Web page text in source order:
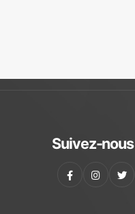
Suivez-nous